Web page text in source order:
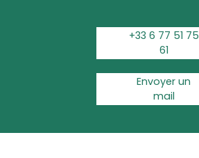
+33 6 77 51 75
61
Envoyer un
mail